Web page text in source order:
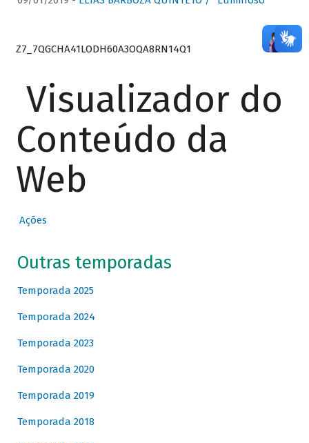
Z7_7QGCHA41LODH60A3OQA8RN14Q1
Visualizador do
Conteúdo da
Web
Ações
Outras temporadas
Temporada 2025
Temporada 2024
Temporada 2023
Temporada 2020
Temporada 2019
Temporada 2018